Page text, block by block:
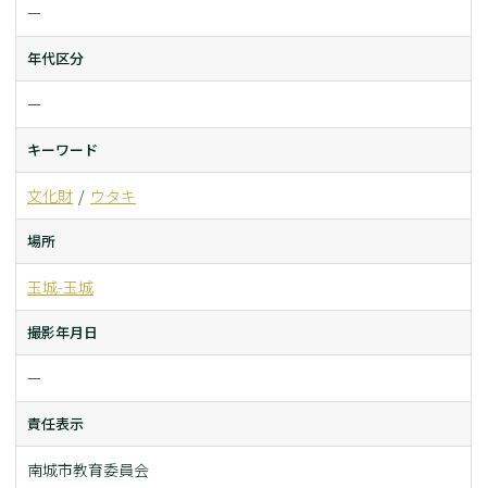
ー
年代区分
ー
キーワード
文化財 ウタキ
場所
玉城-玉城
撮影年月日
ー
責任表示
南城市教育委員会